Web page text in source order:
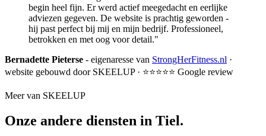
begin heel fijn. Er werd actief meegedacht en eerlijke
adviezen gegeven. De website is prachtig geworden -
hij past perfect bij mij en mijn bedrijf. Professioneel,
betrokken en met oog voor detail."
Bernadette Pieterse - eigenaresse van StrongHerFitness.nl ·
website gebouwd door SKEELUP · ⭐⭐⭐⭐⭐ Google review
Meer van SKEELUP
Onze andere diensten in Tiel.